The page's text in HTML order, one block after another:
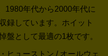
1980年代から2000年代に
録しています。ホイット
盤として最適の1枚です。
ヒューストン / オールウェ